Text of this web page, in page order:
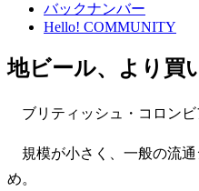
バックナンバー
Hello! COMMUNITY
地ビール、より買
ブリティッシュ・コロンビ
規模が小さく、一般の流通
め。